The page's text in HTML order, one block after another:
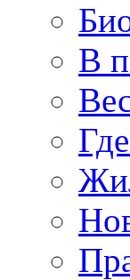
В